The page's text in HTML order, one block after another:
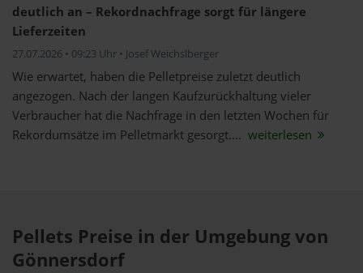
deutlich an – Rekordnachfrage sorgt für längere
Lieferzeiten
27.07.2026 • 09:23 Uhr • Josef Weichslberger
Wie erwartet, haben die Pelletpreise zuletzt deutlich
angezogen. Nach der langen Kaufzurückhaltung vieler
Verbraucher hat die Nachfrage in den letzten Wochen für
Rekordumsätze im Pelletmarkt gesorgt.... weiterlesen
Pellets Preise in der Umgebung von
Gönnersdorf